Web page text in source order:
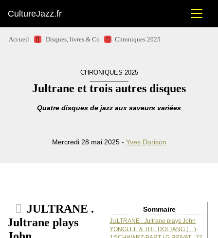
CultureJazz.fr
Accueil Disques, livres & Co Chroniques 2025
CHRONIQUES 2025
Jultrane et trois autres disques
Quatre disques de jazz aux saveurs variées
Mercredi 28 mai 2025 - Yves Dorison
Sommaire
JULTRANE . Jultrane plays John
YONGLEE & THE DOLTANG (…)
JULTRANE .
Jultrane plays